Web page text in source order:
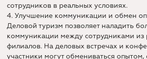
сотрудников в реальных условиях.
4. Улучшение коммуникации и обмен
Деловой туризм позволяет наладить
коммуникации между сотрудниками из
филиалов. На деловых встречах и
участники могут обмениваться опытом,